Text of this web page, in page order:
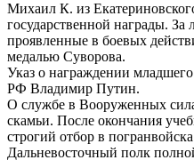
Михаил К. из
государственной награды. За
проявленные в боевых
медалью Суворова.
Указ о награждении
РФ Владимир Путин.
О службе в Вооруженных
скамьи. После окончания
строгий отбор в
Дальневосточный полк